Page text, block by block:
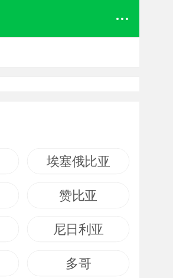
埃塞俄比亚
赞比亚
尼日利亚
多哥